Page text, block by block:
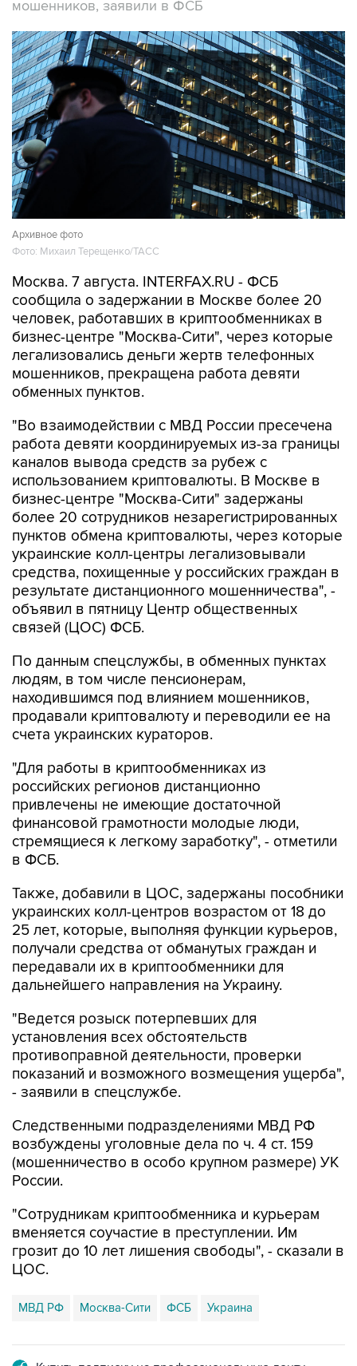
мошенников, заявили в ФСБ
Архивное фото
Фото: Михаил Терещенко/ТАСС
Москва. 7 августа. INTERFAX.RU - ФСБ
сообщила о задержании в Москве более 20
человек, работавших в криптообменниках в
бизнес-центре "Москва-Сити", через которые
легализовались деньги жертв телефонных
мошенников, прекращена работа девяти
обменных пунктов.
"Во взаимодействии с МВД России пресечена
работа девяти координируемых из-за границы
каналов вывода средств за рубеж с
использованием криптовалюты. В Москве в
бизнес-центре "Москва-Сити" задержаны
более 20 сотрудников незарегистрированных
пунктов обмена криптовалюты, через которые
украинские колл-центры легализовывали
средства, похищенные у российских граждан в
результате дистанционного мошенничества", -
объявил в пятницу Центр общественных
связей (ЦОС) ФСБ.
По данным спецслужбы, в обменных пунктах
людям, в том числе пенсионерам,
находившимся под влиянием мошенников,
продавали криптовалюту и переводили ее на
счета украинских кураторов.
"Для работы в криптообменниках из
российских регионов дистанционно
привлечены не имеющие достаточной
финансовой грамотности молодые люди,
стремящиеся к легкому заработку", - отметили
в ФСБ.
Также, добавили в ЦОС, задержаны пособники
украинских колл-центров возрастом от 18 до
25 лет, которые, выполняя функции курьеров,
получали средства от обманутых граждан и
передавали их в криптообменники для
дальнейшего направления на Украину.
"Ведется розыск потерпевших для
установления всех обстоятельств
противоправной деятельности, проверки
показаний и возможного возмещения ущерба",
- заявили в спецслужбе.
Следственными подразделениями МВД РФ
возбуждены уголовные дела по ч. 4 ст. 159
(мошенничество в особо крупном размере) УК
России.
"Сотрудникам криптообменника и курьерам
вменяется соучастие в преступлении. Им
грозит до 10 лет лишения свободы", - сказали в
ЦОС.
МВД РФ Москва-Сити ФСБ Украина